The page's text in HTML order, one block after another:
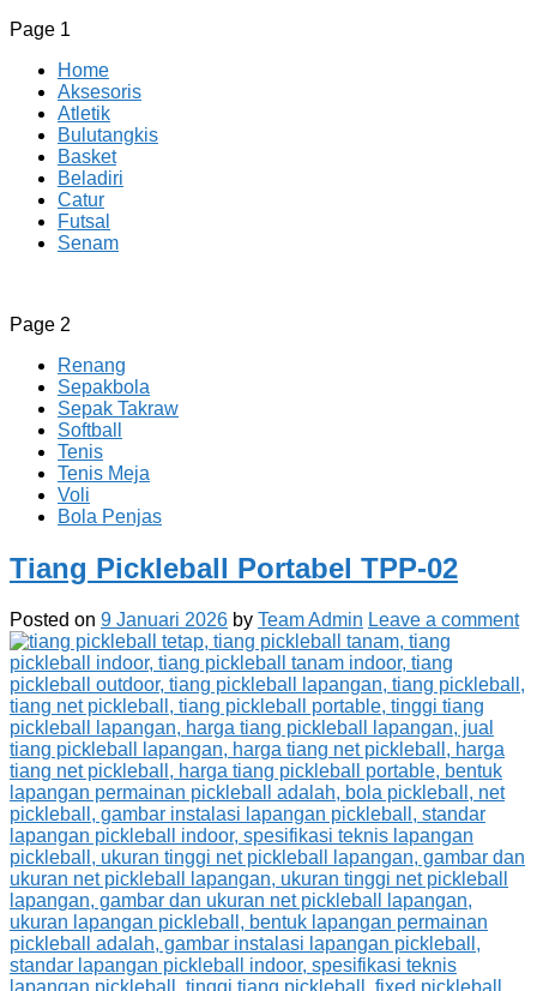
Page 1
Home
Aksesoris
Atletik
Bulutangkis
Basket
Beladiri
Catur
Futsal
Senam
CV JAYA BERSAMA Co Id
Menyediakan Semua Perlengkapan Olahraga Yang
Page 2
Renang
Sepakbola
Sepak Takraw
Softball
Tenis
Tenis Meja
Voli
Bola Penjas
Tiang Pickleball Portabel TPP-02
Posted on 9 Januari 2026 by Team Admin Leave a comment